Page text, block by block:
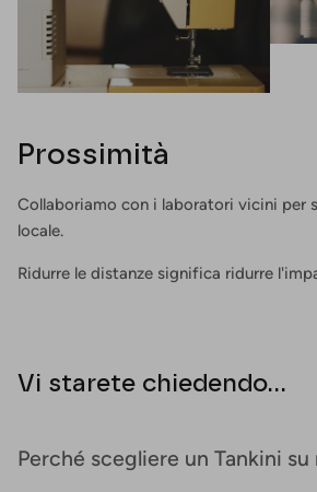
Prossimità
Collaboriamo con i laboratori vicini per
locale.
Ridurre le distanze significa ridurre
Vi starete chiedendo...
Perché scegliere un Tankini su